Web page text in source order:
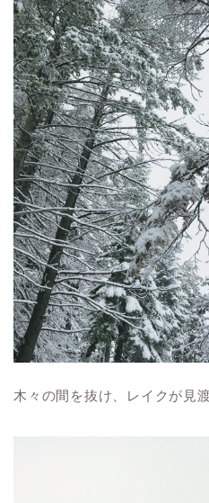
木々の間を抜け、レイクが見